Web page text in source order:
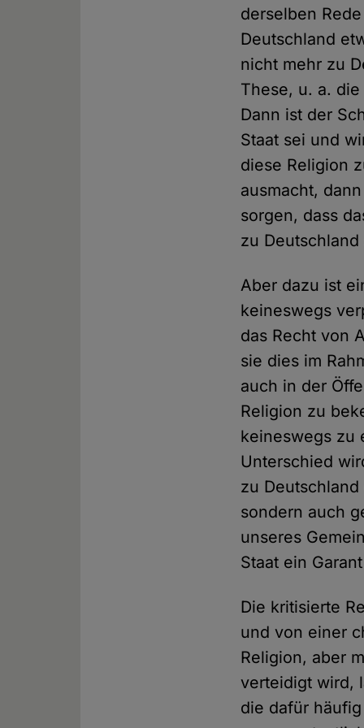
derselben
Deutschland
nicht mehr zu
These, u. a.
Dann ist der
Staat sei und
diese Religion
ausmacht,
sorgen, dass
zu
Aber dazu ist
keineswegs
das Recht von
sie dies im
auch in der
Religion zu
keineswegs zu
Unterschied
zu
sondern auch
unseres
Staat ein
Die kritisierte
und von einer
Religion, aber
verteidigt wird,
die dafür